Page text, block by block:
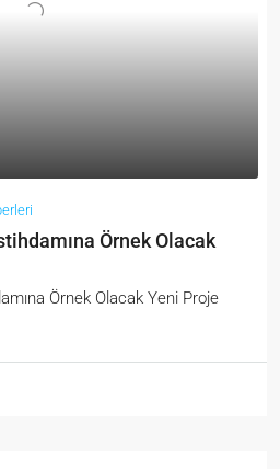
Örnek Olacak
Örnek Olacak Yeni Proje